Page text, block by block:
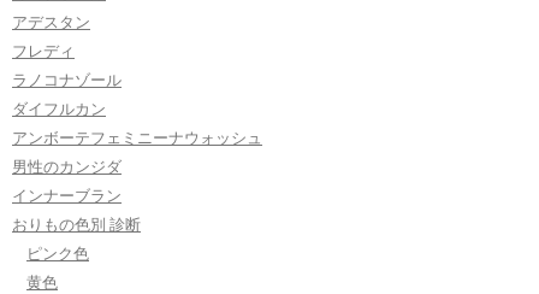
アデスタン
フレディ
ラノコナゾール
ダイフルカン
アンボーテフェミニーナウォッシュ
男性のカンジダ
インナーブラン
おりもの色別 診断
ピンク色
黄色